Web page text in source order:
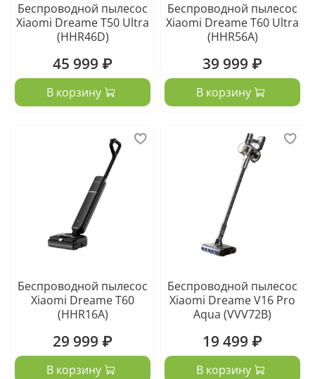
Беспроводной пылесос
Xiaomi Dreame T50 Ultra
(HHR46D)
45 999 ₽
В корзину
Беспроводной пылесос
Xiaomi Dreame T60 Ultra
(HHR56A)
39 999 ₽
В корзину
Беспроводной пылесос
Xiaomi Dreame T60
(HHR16A)
29 999 ₽
В корзину
Беспроводной пылесос
Xiaomi Dreame V16 Pro
Aqua (VVV72B)
19 499 ₽
В корзину